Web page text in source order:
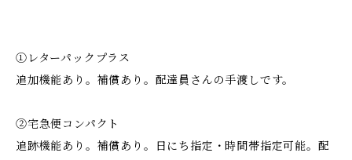
①レターパックプラス
追加機能あり。補償あり。配達員さんの手渡しです。
②宅急便コンパクト
追跡機能あり。補償あり。日にち指定・時間帯指定可能。配